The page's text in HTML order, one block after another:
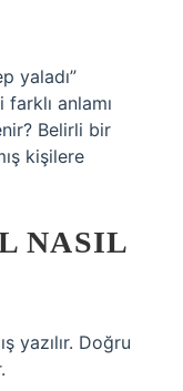
yaladı”
anlamı
Belirli bir
kişilere
NASIL
yazılır. Doğru